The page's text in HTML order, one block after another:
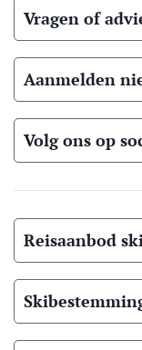
Vragen of
Aanmelden
Volg ons op
Reisaanbod